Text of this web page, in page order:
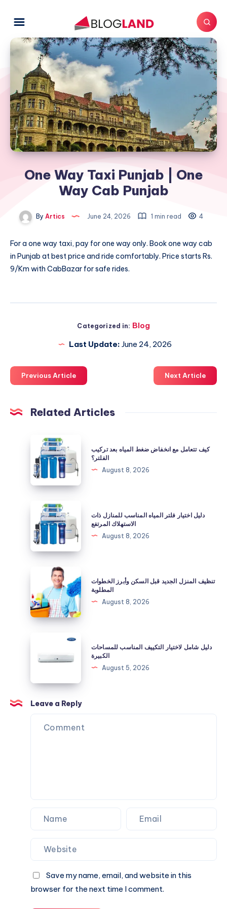
One Way Taxi Punjab | One
Way Cab Punjab
By Artics June 24, 2026 1 min read 4
For a one way taxi, pay for one way only. Bookone way cab
in Punjab at best price and ride comfortably. Price starts Rs.
9/Km with CabBazar for safe rides.
Categorized in: Blog
Last Update: June 24, 2026
Previous Article Next Article
Related Articles
كيف
تتعامل
مع
انخفاض
ضغط
المياه
تركيب
الفلتر؟
كيف تتعامل مع انخفاض ضغط المياه بعد تركيب
الفلتر؟
August 8, 2026
دليل
اختيار
فلتر
المياه
المناسب
الاستهلاك
المرتفع
دليل اختيار فلتر المياه المناسب للمنازل ذات
الاستهلاك المرتفع
August 8, 2026
المنزل
الجديد
قبل
السكن
المطلوبة
تنظيف المنزل الجديد قبل السكن وأبرز الخطوات
المطلوبة
August 8, 2026
لاختيار
المناسب
للمساحات
الكبيرة
دليل شامل لاختيار التكييف المناسب للمساحات
الكبيرة
August 5, 2026
Leave a Reply
Save my name, email, and website in this
browser for the next time I comment.